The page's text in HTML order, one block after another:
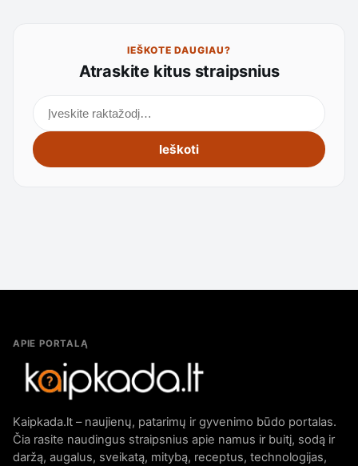
IEŠKOTE DAUGIAU?
Atraskite kitus straipsnius
Ieškoti
APIE PORTALĄ
Kaipkada.lt – naujienų, patarimų ir gyvenimo būdo portalas.
Čia rasite naudingus straipsnius apie namus ir buitį, sodą ir
daržą, augalus, sveikatą, mitybą, receptus, technologijas,